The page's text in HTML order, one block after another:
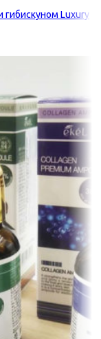
гибискуном Luxury